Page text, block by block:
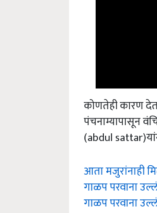
कोणतेही कारण
पंचनाम्यापासून
(abdul
आता मजुरांनाही
गाळप परवाना
गाळप परवाना